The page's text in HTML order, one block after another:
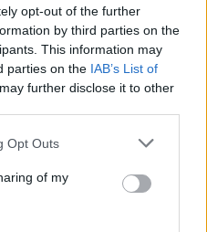
opt-out of the further
by third parties on the
This information may
parties on the IAB’s List of
further disclose it to other
Opt Outs
of my